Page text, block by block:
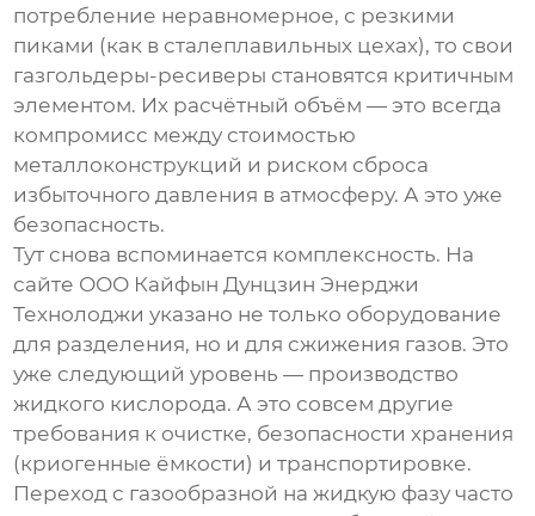
потребление неравномерное, с резкими
пиками (как в сталеплавильных цехах), то свои
газгольдеры-ресиверы становятся критичным
элементом. Их расчётный объём — это всегда
компромисс между стоимостью
металлоконструкций и риском сброса
избыточного давления в атмосферу. А это уже
безопасность.
Тут снова вспоминается комплексность. На
сайте ООО Кайфын Дунцзин Энерджи
Технолоджи указано не только оборудование
для разделения, но и для сжижения газов. Это
уже следующий уровень — производство
жидкого кислорода. А это совсем другие
требования к очистке, безопасности хранения
(криогенные ёмкости) и транспортировке.
Переход с газообразной на жидкую фазу часто